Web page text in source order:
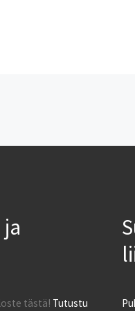
tästä! Tutustu